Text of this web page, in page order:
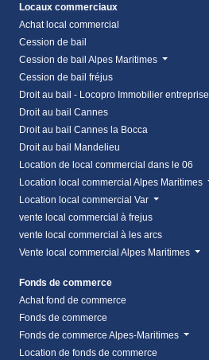
Locaux commerciaux
Achat local commercial
Cession de bail
Cession de bail Alpes Maritimes
Cession de bail fréjus
Droit au bail - Locopro Immobilier entreprise
Droit au bail Cannes
Droit au bail Cannes la Bocca
Droit au bail Mandelieu
Location de local commercial dans le 06
Location local commercial Alpes Maritimes
Location local commercial Var
vente local commercial à frejus
vente local commercial à les arcs
Vente local commercial Alpes Maritimes
Fonds de commerce
Achat fond de commerce
Fonds de commerce
Fonds de commerce Alpes-Maritimes
Location de fonds de commerce